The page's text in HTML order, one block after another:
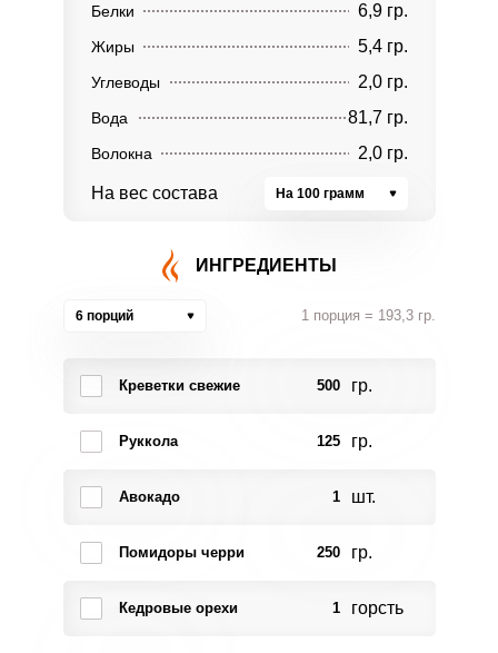
Белки 6,9 гр.
Жиры 5,4 гр.
Углеводы 2,0 гр.
Вода 81,7 гр.
Волокна 2,0 гр.
На вес состава На 100 грамм
ИНГРЕДИЕНТЫ
6 порций 1 порция = 193,3 гр.
Креветки свежие 500 гр.
Руккола 125 гр.
Авокадо 1 шт.
Помидоры черри 250 гр.
Кедровые орехи 1 горсть